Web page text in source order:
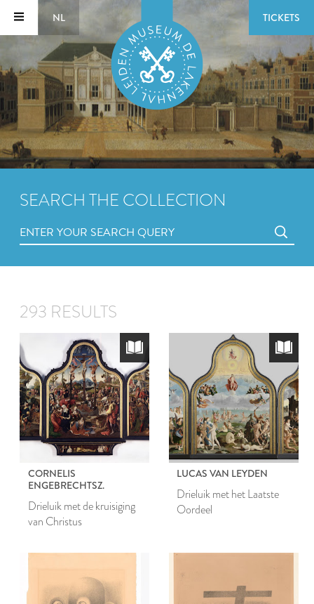
NL TICKETS
SEARCH THE COLLECTION
293 RESULTS
CORNELIS
ENGEBRECHTSZ.
Drieluik met de kruisiging
van Christus
LUCAS VAN LEYDEN
Drieluik met het Laatste
Oordeel